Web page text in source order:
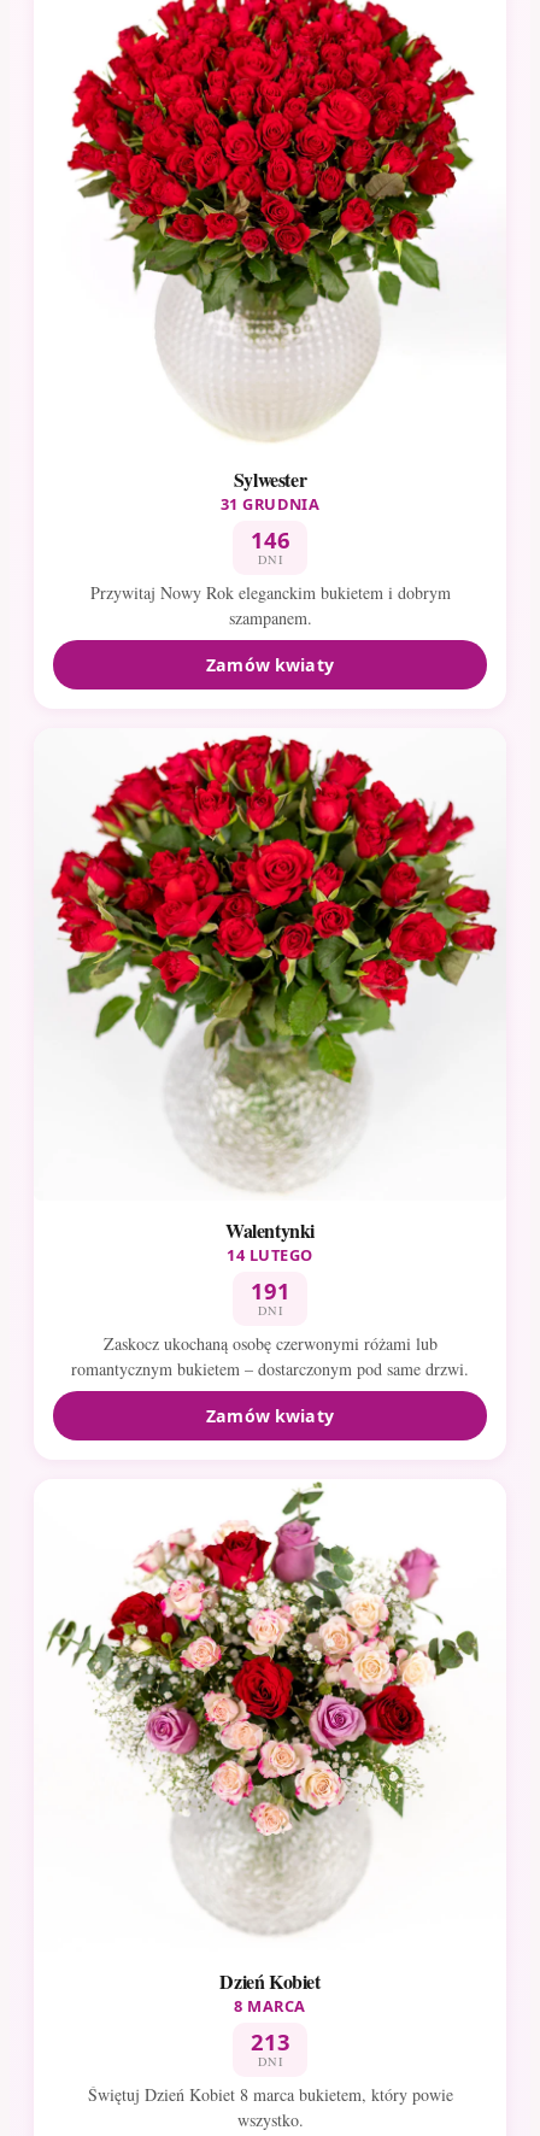
Sylwester
31 GRUDNIA
146
DNI
Przywitaj Nowy Rok eleganckim bukietem i dobrym
szampanem.
Zamów kwiaty
Walentynki
14 LUTEGO
191
DNI
Zaskocz ukochaną osobę czerwonymi różami lub
romantycznym bukietem – dostarczonym pod same drzwi.
Zamów kwiaty
Dzień Kobiet
8 MARCA
213
DNI
Świętuj Dzień Kobiet 8 marca bukietem, który powie
wszystko.